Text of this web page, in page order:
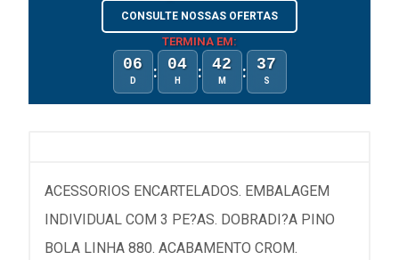
CONSULTE NOSSAS OFERTAS
TERMINA EM:
06
D : 04
H : 42
M : 37
S
ACESSORIOS ENCARTELADOS. EMBALAGEM
INDIVIDUAL COM 3 PE?AS. DOBRADI?A PINO
BOLA LINHA 880. ACABAMENTO CROM.